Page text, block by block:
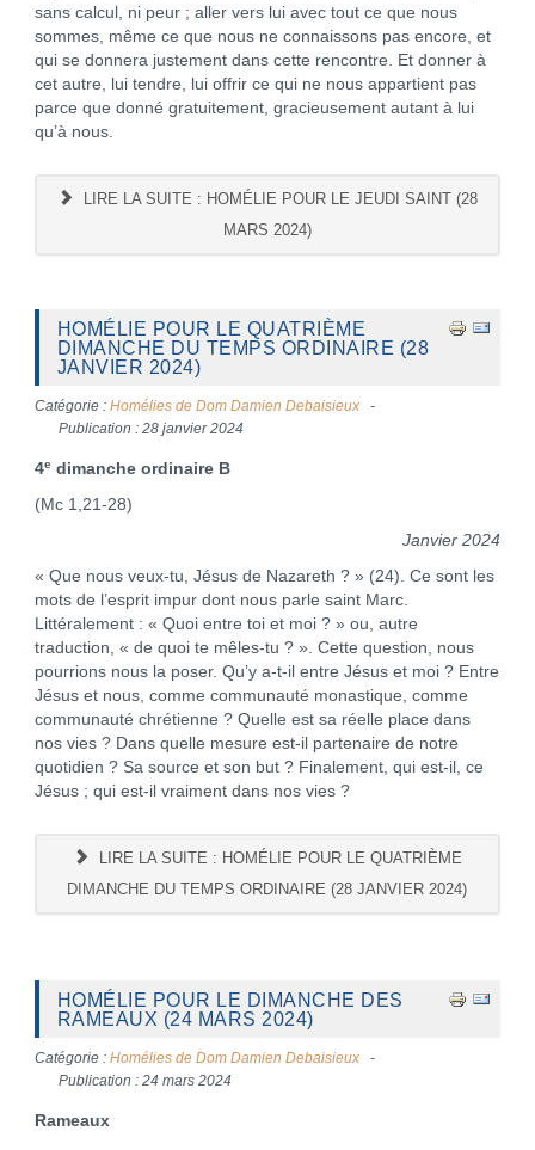
sans calcul, ni peur ; aller vers lui avec tout ce que nous
sommes, même ce que nous ne connaissons pas encore, et
qui se donnera justement dans cette rencontre. Et donner à
cet autre, lui tendre, lui offrir ce qui ne nous appartient pas
parce que donné gratuitement, gracieusement autant à lui
qu’à nous.
LIRE LA SUITE : HOMÉLIE POUR LE JEUDI SAINT (28
MARS 2024)
HOMÉLIE POUR LE QUATRIÈME
DIMANCHE DU TEMPS ORDINAIRE (28
JANVIER 2024)
Catégorie : Homélies de Dom Damien Debaisieux
Publication : 28 janvier 2024
4edimanche ordinaire B
(Mc 1,21-28)
Janvier 2024
« Que nous veux-tu, Jésus de Nazareth ? » (24). Ce sont les
mots de l’esprit impur dont nous parle saint Marc.
Littéralement : « Quoi entre toi et moi ? » ou, autre
traduction, « de quoi te mêles-tu ? ». Cette question, nous
pourrions nous la poser. Qu’y a-t-il entre Jésus et moi ? Entre
Jésus et nous, comme communauté monastique, comme
communauté chrétienne ? Quelle est sa réelle place dans
nos vies ? Dans quelle mesure est-il partenaire de notre
quotidien ? Sa source et son but ? Finalement, qui est-il, ce
Jésus ; qui est-il vraiment dans nos vies ?
LIRE LA SUITE : HOMÉLIE POUR LE QUATRIÈME
DIMANCHE DU TEMPS ORDINAIRE (28 JANVIER 2024)
HOMÉLIE POUR LE DIMANCHE DES
RAMEAUX (24 MARS 2024)
Catégorie : Homélies de Dom Damien Debaisieux
Publication : 24 mars 2024
Rameaux